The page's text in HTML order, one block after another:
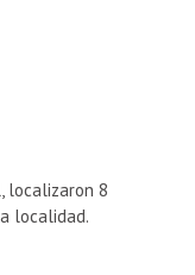
localizaron 8
localidad.